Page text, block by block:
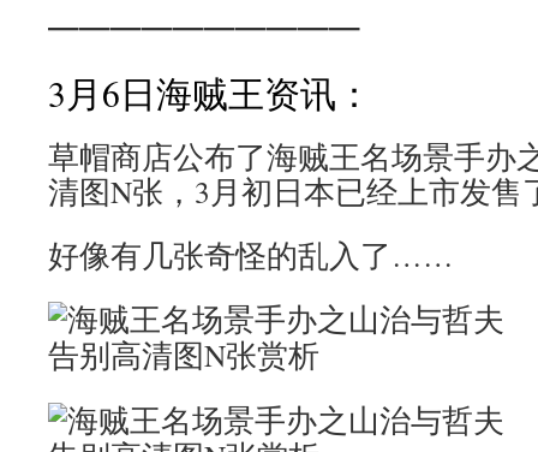
——————————
3月6日海贼王资讯：
草帽商店公布了海贼王名场景手办
清图N张，3月初日本已经上市发售
好像有几张奇怪的乱入了……